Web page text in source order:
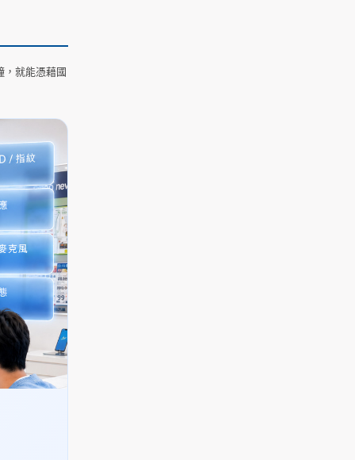
，就能憑藉國